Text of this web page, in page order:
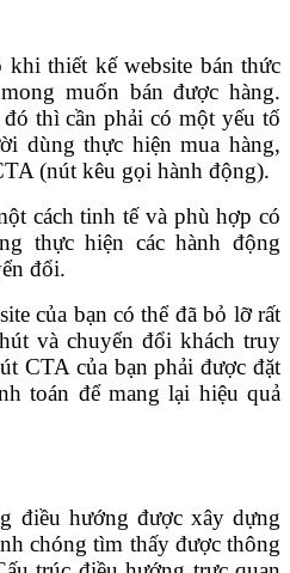
khi thiết kế website bán thức
muốn bán được hàng.
thì cần phải có một yếu tố
dùng thực hiện mua hàng,
(nút kêu gọi hành động).
cách tinh tế và phù hợp có
thực hiện các hành động
đổi.
của bạn có thể đã bỏ lỡ rất
và chuyển đổi khách truy
CTA của bạn phải được đặt
toán để mang lại hiệu quả
điều hướng được xây dựng
chóng tìm thấy được thông